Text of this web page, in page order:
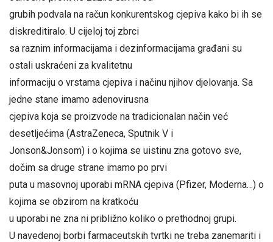
grubih podvala na račun konkurentskog cjepiva kako bi ih se
diskreditiralo. U cijeloj toj zbrci
sa raznim informacijama i dezinformacijama građani su
ostali uskraćeni za kvalitetnu
informaciju o vrstama cjepiva i načinu njihov djelovanja. Sa
jedne stane imamo adenovirusna
cjepiva koja se proizvode na tradicionalan način već
desetljećima (AstraZeneca, Sputnik V i
Jonson&Jonsom) i o kojima se uistinu zna gotovo sve,
dočim sa druge strane imamo po prvi
puta u masovnoj uporabi mRNA cjepiva (Pfizer, Moderna…) o
kojima se obzirom na kratkoću
u uporabi ne zna ni približno koliko o prethodnoj grupi.
U navedenoj borbi farmaceutskih tvrtki ne treba zanemariti i